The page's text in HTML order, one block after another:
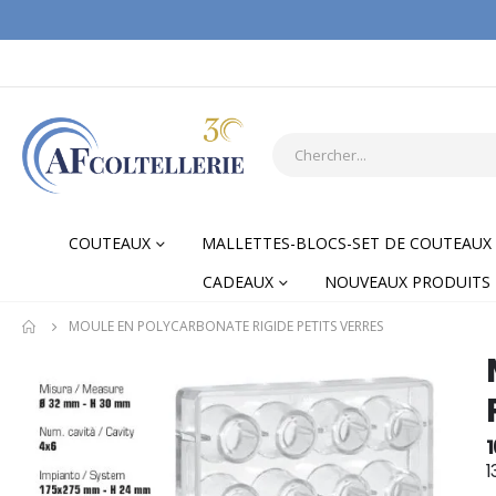
COUTEAUX MALLETTES-BLOCS-SET DE COUTEAUX
CADEAUX
NOUVEAUX PRODUITS
MOULE EN POLYCARBONATE RIGIDE PETITS VERRES
the
end
Skip